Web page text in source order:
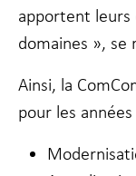
apportent leurs
domaines », se
Ainsi, la
pour les